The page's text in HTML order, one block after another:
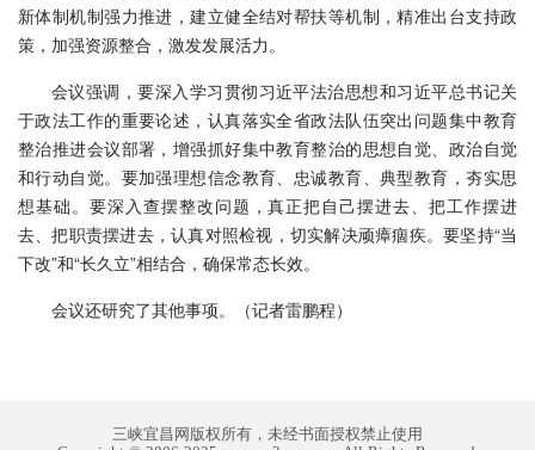
新体制机制强力推进，建立健全结对帮扶等机制，精准出台支持政
策，加强资源整合，激发发展活力。
会议强调，要深入学习贯彻习近平法治思想和习近平总书记关
于政法工作的重要论述，认真落实全省政法队伍突出问题集中教育
整治推进会议部署，增强抓好集中教育整治的思想自觉、政治自觉
和行动自觉。要加强理想信念教育、忠诚教育、典型教育，夯实思
想基础。要深入查摆整改问题，真正把自己摆进去、把工作摆进
去、把职责摆进去，认真对照检视，切实解决顽瘴痼疾。要坚持“当
下改”和“长久立”相结合，确保常态长效。
会议还研究了其他事项。（记者雷鹏程）
三峡宜昌网版权所有，未经书面授权禁止使用